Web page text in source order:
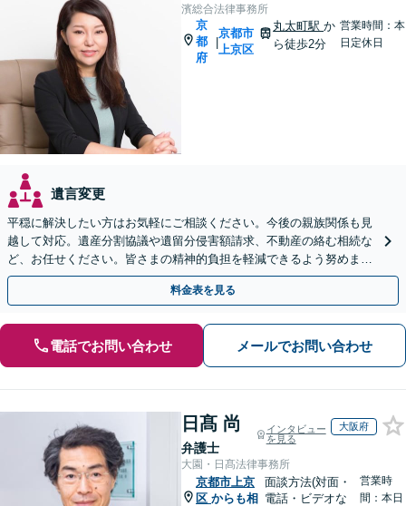
濱総合法律事務所
京
都
府
|
京都市
上京区
丸太町駅か
ら徒歩2分
営業時間：本
日定休日
遺言変更
平穏に解決したい方はお気軽にご相談ください。今後の親族関係も見
越して対応。遺産分割協議や遺留分侵害額請求、不動産の絡む相続な
ど、お任せください。皆さまの精神的負担を軽減できるよう努めます
【完全個室】【休日・夜間は要相談】【丸太町駅3分】
料金表を見る
電話でお問い合わせ メールでお問い合わせ
日髙 尚
弁護士
インタビュー
を見る
大阪府
大園・日髙法律事務所
京都市上京
区 からも相
面談方法(対面・
電話・ビデオな
営業時
間：本日